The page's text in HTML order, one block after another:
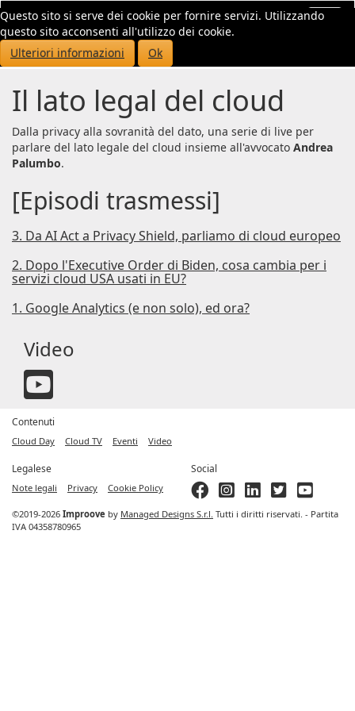
Questo sito si serve dei cookie per fornire servizi. Utilizzando
questo sito acconsenti all'utilizzo dei cookie.
Ulteriori informazioni
Ok
Il lato legal del cloud
Dalla privacy alla sovranità del dato, una serie di live per
parlare del lato legale del cloud insieme all'avvocato Andrea
Palumbo.
[Episodi trasmessi]
3. Da AI Act a Privacy Shield, parliamo di cloud europeo
2. Dopo l'Executive Order di Biden, cosa cambia per i
servizi cloud USA usati in EU?
1. Google Analytics (e non solo), ed ora?
Video
Contenuti
Cloud Day Cloud TV Eventi Video
Legalese
Note legali Privacy Cookie Policy
Social
©2019-2026 Improove by Managed Designs S.r.l. Tutti i diritti riservati. - Partita
IVA 04358780965